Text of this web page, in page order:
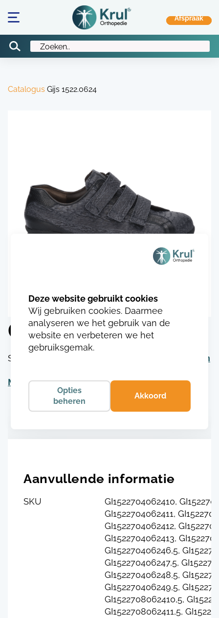
Catalogus Gijs 1522.0624
Gijs 1522.0624
SKU: Herenschoenen
Meer informatie
Aanvullende informatie
SKU
GI1522704062410,
GI1522704062411,
GI1522704062412,
GI1522704062413,
GI152270406246,5,
GI152270406247,5,
GI152270406248,5,
GI152270406249,5,
GI1522708062410,5,
GI1522708062411,5,
Wij gebruiken cookies. Daarmee
analyseren we het gebruik van de
website en verbeteren we het
gebruiksgemak.
Opties
beheren
Akkoord